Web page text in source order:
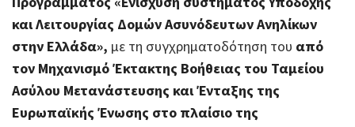
και Λειτουργίας Δομών Ασυνόδευτων Ανηλίκων
στην Ελλάδα», με τη συγχρηματοδότηση του από
τον Μηχανισμό Έκτακτης Βοήθειας του Ταμείου
Ασύλου Μετανάστευσης και Ένταξης της
Ευρωπαϊκής Ένωσης στο πλαίσιο της